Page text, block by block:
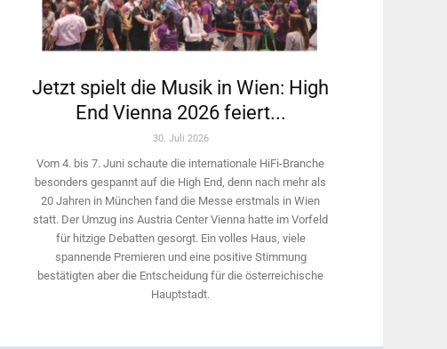
Jetzt spielt die Musik in Wien: High
End Vienna 2026 feiert...
30. Juli 2026
Vom 4. bis 7. Juni schaute die internationale HiFi-Branche
besonders gespannt auf die High End, denn nach mehr als
20 Jahren in München fand die Messe erstmals in Wien
statt. Der Umzug ins Austria Center Vienna hatte im Vorfeld
für hitzige Debatten gesorgt. Ein volles Haus, viele
spannende Premieren und eine positive Stimmung
bestätigten aber die Entscheidung für die österreichische
Hauptstadt.